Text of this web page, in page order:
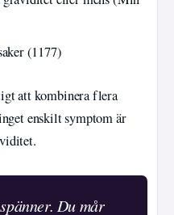
(1177)
att kombinera flera
enskilt symptom är
Du mår